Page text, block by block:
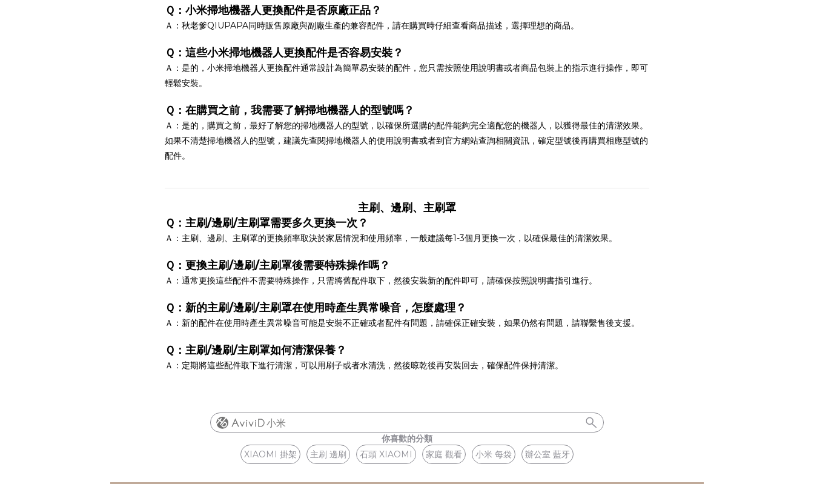
Ｑ：小米掃地機器人更換配件是否原廠正品？
Ａ：秋老爹QIUPAPA同時販售原廠與副廠生產的兼容配件，請在購買時仔細查看商品描述，選擇理想的商品。
Ｑ：這些小米掃地機器人更換配件是否容易安裝？
Ａ：是的，小米掃地機器人更換配件通常設計為簡單易安裝的配件，您只需按照使用說明書或者商品包裝上的指示進行操作，即可
輕鬆安裝。
Ｑ：在購買之前，我需要了解掃地機器人的型號嗎？
Ａ：是的，購買之前，最好了解您的掃地機器人的型號，以確保所選購的配件能夠完全適配您的機器人，以獲得最佳的清潔效果。
如果不清楚掃地機器人的型號，建議先查閱掃地機器人的使用說明書或者到官方網站查詢相關資訊，確定型號後再購買相應型號的
配件。
主刷、邊刷、主刷罩
Ｑ：主刷/邊刷/主刷罩需要多久更換一次？
Ａ：主刷、邊刷、主刷罩的更換頻率取決於家居情況和使用頻率，一般建議每1-3個月更換一次，以確保最佳的清潔效果。
Ｑ：更換主刷/邊刷/主刷罩後需要特殊操作嗎？
Ａ：通常更換這些配件不需要特殊操作，只需將舊配件取下，然後安裝新的配件即可，請確保按照說明書指引進行。
Ｑ：新的主刷/邊刷/主刷罩在使用時產生異常噪音，怎麼處理？
Ａ：新的配件在使用時產生異常噪音可能是安裝不正確或者配件有問題，請確保正確安裝，如果仍然有問題，請聯繫售後支援。
Ｑ：主刷/邊刷/主刷罩如何清潔保養？
Ａ：定期將這些配件取下進行清潔，可以用刷子或者水清洗，然後晾乾後再安裝回去，確保配件保持清潔。
小米
你喜歡的分類
XIAOMI 掛架
主刷 邊刷 石頭 XIAOMI 家庭 觀看 小米 每袋 辦公室 藍牙